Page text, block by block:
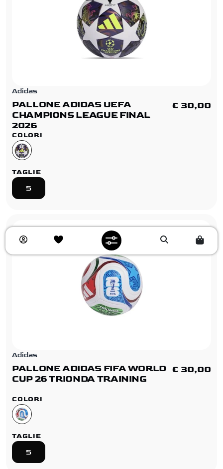
Adidas
PALLONE ADIDAS UEFA
CHAMPIONS LEAGUE FINAL
2026
€ 30,00
COLORI
TAGLIE
5
Adidas
PALLONE ADIDAS FIFA WORLD
CUP 26 TRIONDA TRAINING
€ 30,00
COLORI
TAGLIE
5